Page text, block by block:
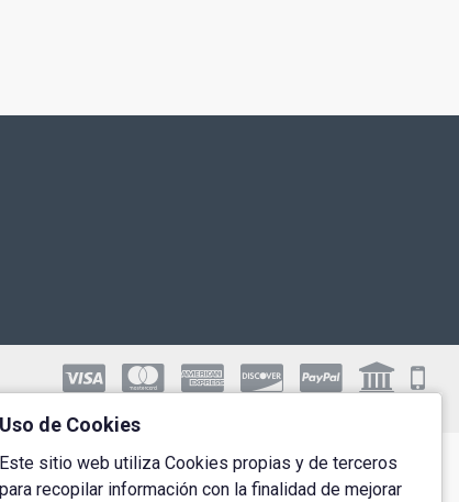
de Usuario
Uso de Cookies
Este sitio web utiliza Cookies propias y de terceros
para recopilar información con la finalidad de mejorar